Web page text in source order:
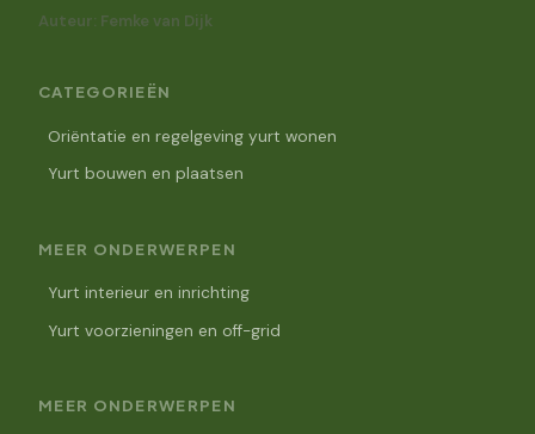
Auteur: Femke van Dijk
CATEGORIEËN
Oriëntatie en regelgeving yurt wonen
Yurt bouwen en plaatsen
MEER ONDERWERPEN
Yurt interieur en inrichting
Yurt voorzieningen en off-grid
MEER ONDERWERPEN